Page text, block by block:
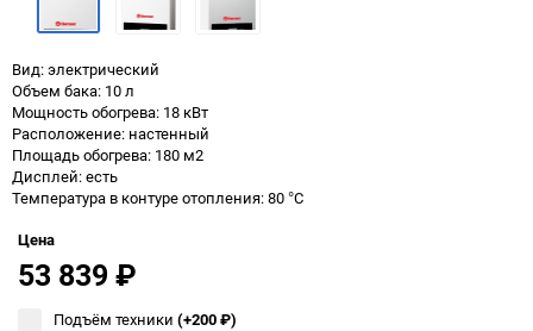
Вид: электрический
Объем бака: 10 л
Мощность обогрева: 18 кВт
Расположение: настенный
Площадь обогрева: 180 м2
Дисплей: есть
Температура в контуре отопления: 80 °С
Цена
53 839 ₽
Подъём техники (+200₽)